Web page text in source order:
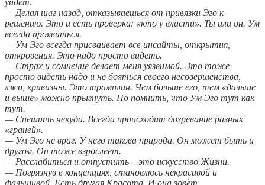
— Делая шаг назад, отказываешься от привязки Эго к
решению. Это и есть проверка: «кто у власти». Ты или он. Ум
всегда проявиться.
— Ум Эго всегда присваивает все инсайты, открытия,
откровения. Это надо просто видеть.
— Страх и сомнение делает меня уязвимой. Это тоже
просто видеть надо и не бояться своего несовершенства,
лжи, кривизны. Это трамплин. Чем больше его, тем «дальше
и выше» можно прыгнуть. Но помнить, что Ум Эго тут как
тут.
— Спешить некуда. Всегда происходит дозревание разных
«граней».
— Ум Эго не враг. У него такова природа. Он может быть и
другом. Он тоже взрослеет.
— Расслабиться и отпустить – это искусство Жизни.
— Погрязнув в концепциях, становлюсь некрасивой и
фальшивой. Есть другая Красота. И она зовёт.